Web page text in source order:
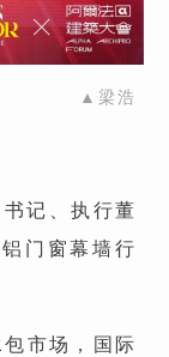
▲梁浩
记、执行董
门窗幕墙行
市场，国际